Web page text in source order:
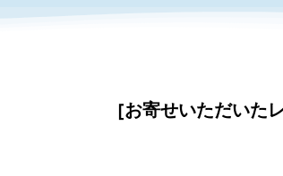
[お寄せいただいた